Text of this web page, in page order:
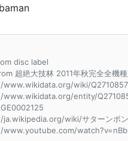
disc label
超絶大技林 2011年秋完全全機
wiki/
entity/
wiki/サターンボ